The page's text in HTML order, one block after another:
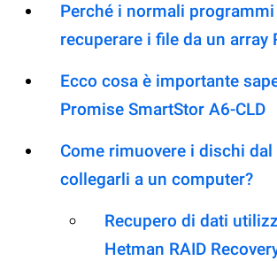
Perché i normali
recuperare i file da un array
Ecco cosa è importante
Promise SmartStor A6-CLD
Come rimuovere i dischi dal
collegarli a un computer?
Recupero di dati
Hetman RAID